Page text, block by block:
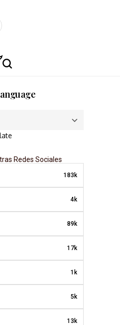
Redes Sociales
183k
4k
89k
17k
1k
5k
13k